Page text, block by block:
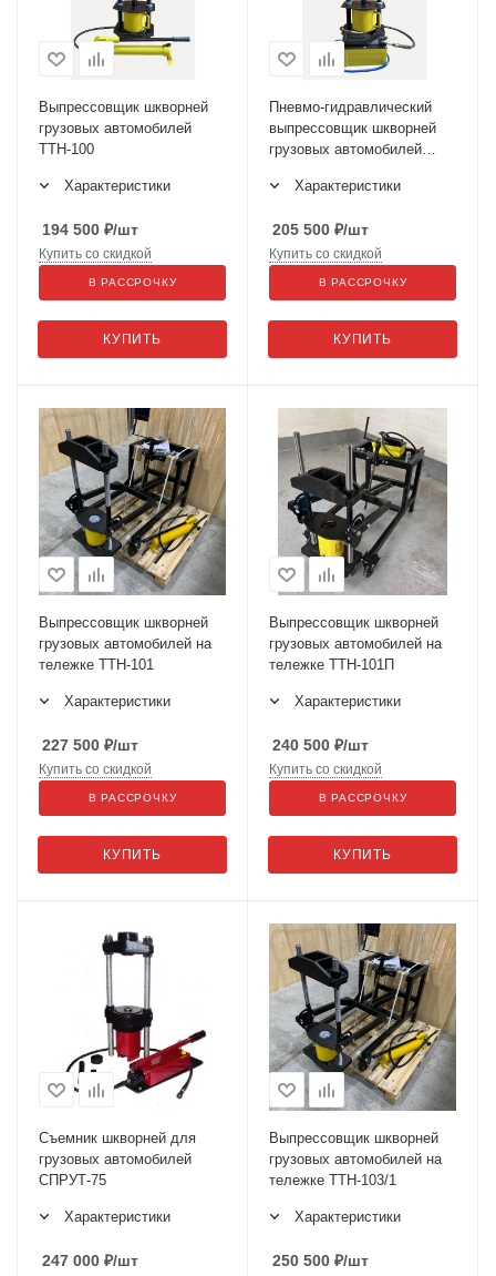
Выпрессовщик шкворней
грузовых автомобилей
ТТН-100
Характеристики
194 500 ₽/шт
КУПИТЬ
Купить со скидкой
В РАССРОЧКУ
Пневмо-гидравлический
выпрессовщик шкворней
грузовых автомобилей
Характеристики
205 500 ₽/шт
КУПИТЬ
Купить со скидкой
В РАССРОЧКУ
Выпрессовщик шкворней
грузовых автомобилей на
тележке ТТН-101
Характеристики
227 500 ₽/шт
КУПИТЬ
Купить со скидкой
В РАССРОЧКУ
Выпрессовщик шкворней
грузовых автомобилей на
тележке ТТН-101П
Характеристики
240 500 ₽/шт
КУПИТЬ
Купить со скидкой
В РАССРОЧКУ
Съемник шкворней для
грузовых автомобилей
СПРУТ-75
Характеристики
247 000 ₽/шт
Выпрессовщик шкворней
грузовых автомобилей на
тележке ТТН-103/1
Характеристики
250 500 ₽/шт